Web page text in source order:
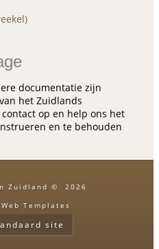
documentatie zijn
het Zuidlands
op en help ons het
en te behouden
Zuidland © 2026
site